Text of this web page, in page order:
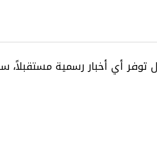
أي أخبار رسمية مستقبلاً،